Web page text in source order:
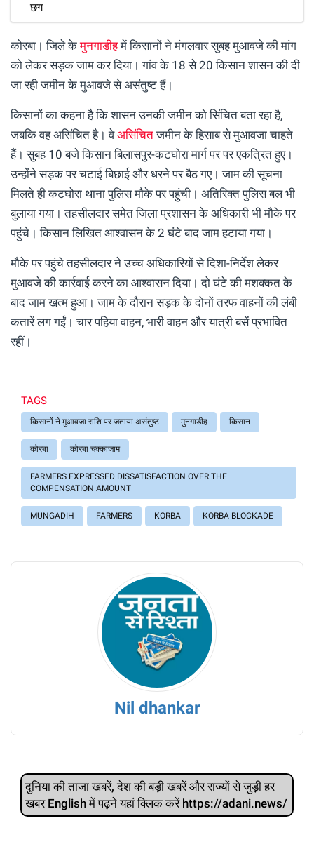
छग
कोरबा। जिले केमुनगाडीहमें किसानों ने मंगलवार सुबह मुआवजे की मांग
को लेकर सड़क जाम कर दिया। गांव के 18 से 20 किसान शासन की दी
जा रही जमीन के मुआवजे से असंतुष्ट हैं।
किसानों का कहना है कि शासन उनकी जमीन को सिंचित बता रहा है,
जबकि वह असिंचित है। वेअसिंचितजमीन के हिसाब से मुआवजा चाहते
हैं। सुबह 10 बजे किसान बिलासपुर-कटघोरा मार्ग पर पर एकत्रित हुए।
उन्होंने सड़क पर चटाई बिछाई और धरने पर बैठ गए। जाम की सूचना
मिलते ही कटघोरा थाना पुलिस मौके पर पहुंची। अतिरिक्त पुलिस बल भी
बुलाया गया। तहसीलदार समेत जिला प्रशासन के अधिकारी भी मौके पर
पहुंचे। किसान लिखित आश्वासन के 2 घंटे बाद जाम हटाया गया।
मौके पर पहुंचे तहसीलदार ने उच्च अधिकारियों से दिशा-निर्देश लेकर
मुआवजे की कार्रवाई करने का आश्वासन दिया। दो घंटे की मशक्कत के
बाद जाम खत्म हुआ। जाम के दौरान सड़क के दोनों तरफ वाहनों की लंबी
कतारें लग गईं। चार पहिया वाहन, भारी वाहन और यात्री बसें प्रभावित
रहीं।
TAGS
किसानों ने मुआवजा राशि पर जताया असंतुष्ट मुनगाडीह किसान
कोरबा कोरबा चक्काजाम
FARMERS EXPRESSED DISSATISFACTION OVER THE
COMPENSATION AMOUNT
MUNGADIH FARMERS KORBA KORBA BLOCKADE
Nil dhankar
दुनिया की ताजा खबरें, देश की बड़ी खबरें और राज्‍यों से जुड़ी हर
खबर English में पढ़ने यहां क्लिक करें https://adani.news/